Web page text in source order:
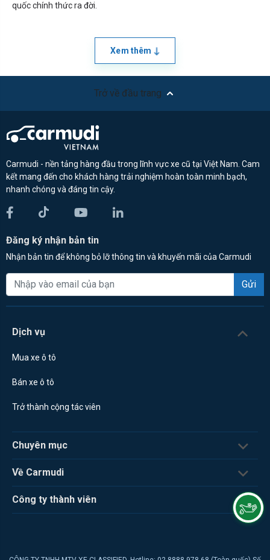
quốc chính thức ra đời.
Xem thêm
Trở về đầu trang
Carmudi - nền tảng hàng đầu trong lĩnh vực xe cũ tại Việt Nam. Cam
kết mang đến cho khách hàng trải nghiệm hoàn toàn minh bạch,
nhanh chóng và đáng tin cậy.
Đăng ký nhận bản tin
Nhận bản tin để không bỏ lỡ thông tin và khuyến mãi của Carmudi
Gửi
Dịch vụ
Mua xe ô tô
Bán xe ô tô
Trở thành cộng tác viên
Chuyên mục
Về Carmudi
Công ty thành viên